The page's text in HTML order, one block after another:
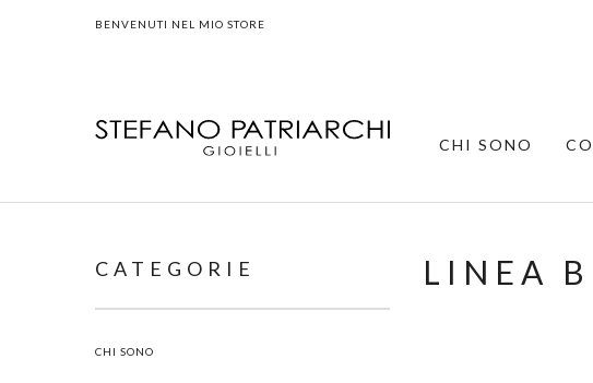
BENVENUTI NEL MIO STORE
CHI SONO
LINEA
CATEGORIE
CHI SONO